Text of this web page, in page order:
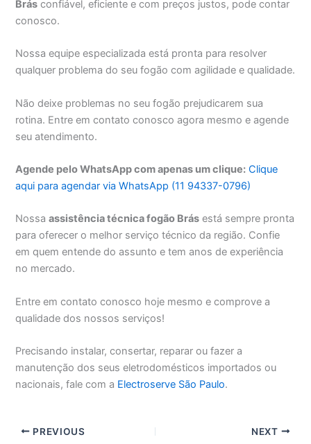
Brás confiável, eficiente e com preços justos, pode contar
conosco.
Nossa equipe especializada está pronta para resolver
qualquer problema do seu fogão com agilidade e qualidade.
Não deixe problemas no seu fogão prejudicarem sua
rotina. Entre em contato conosco agora mesmo e agende
seu atendimento.
Agende pelo WhatsApp com apenas um clique: Clique
aqui para agendar via WhatsApp (11 94337-0796)
Nossaassistência técnica fogão Brás está sempre pronta
para oferecer o melhor serviço técnico da região. Confie
em quem entende do assunto e tem anos de experiência
no mercado.
Entre em contato conosco hoje mesmo e comprove a
qualidade dos nossos serviços!
Precisando instalar, consertar, reparar ou fazer a
manutenção dos seus eletrodomésticos importados ou
nacionais, fale com a Electroserve São Paulo.
PREVIOUS NEXT